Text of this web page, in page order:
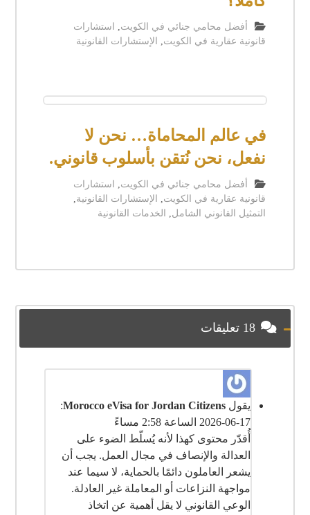
أفضل محامي جنائي في الكويت,
استشارات
قانونية عقارية في الكويت, الإستشارات القانونية
في عالم المحاماة… نحن لا
نفعل، نحن نُتقن بأسلوب قانوني.
أفضل محامي جنائي في الكويت,
استشارات
قانونية عقارية في الكويت, الإستشارات القانونية,
التمثيل القانوني الشامل, الخدمات القانونية
18 تعليقات
يقول Morocco eVisa for Jordan Citizens
:
2026-06-17 الساعة 2:58 مساءً
أُقدّر محتوى كهذا لأنه يُسلّط الضوء على
العدالة والإنصاف في مجال العمل. يجب أن
يشعر العاملون دائمًا بالحماية، لا سيما عند
مواجهة النزاعات أو المعاملة غير العادلة.
الوعي القانوني لا يقل أهمية عن اتخاذ